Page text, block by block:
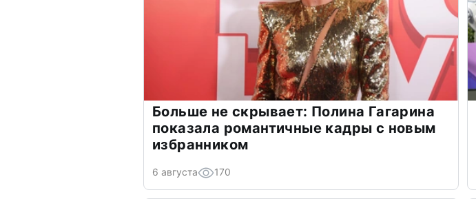
Больше не скрывает: Полина Гагарина
показала романтичные кадры с новым
избранником
6 августа 170